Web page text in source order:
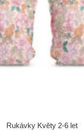
Rukávky Květy 2-6 let